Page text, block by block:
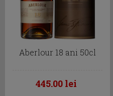
Aberlour 18 ani 50cl
445.00 lei